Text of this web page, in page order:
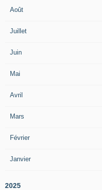
Août
Juillet
Juin
Mai
Avril
Mars
Février
Janvier
2025